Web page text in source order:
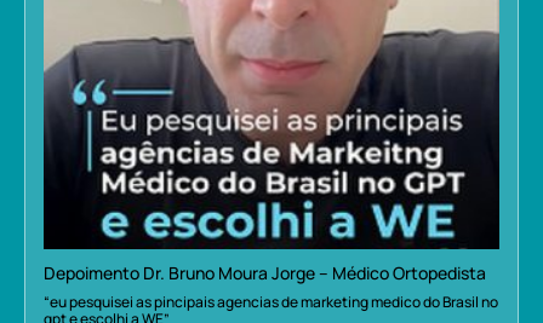
Depoimento Dr. Bruno Moura Jorge – Médico Ortopedista
“eu pesquisei as pincipais agencias de marketing medico do Brasil no
gpt e escolhi a WE”